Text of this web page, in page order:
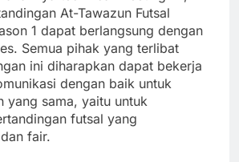
At-Tawazun Futsal
1 dapat berlangsung dengan
Semua pihak yang terlibat
ini diharapkan dapat bekerja
dengan baik untuk
yang sama, yaitu untuk
futsal yang
fair.